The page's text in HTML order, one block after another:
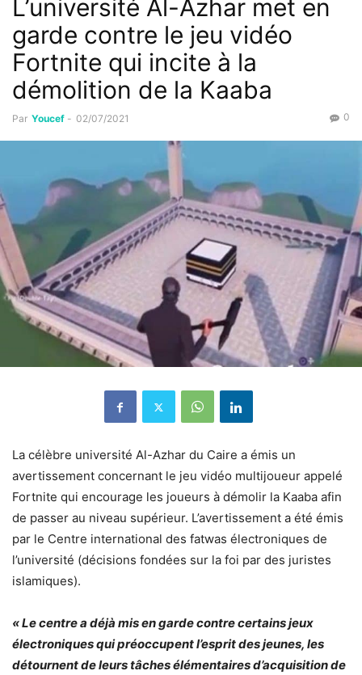
L’université Al-Azhar met en
garde contre le jeu vidéo
Fortnite qui incite à la
démolition de la Kaaba
Par Youcef - 02/07/2021 0
La célèbre université Al-Azhar du Caire a émis un
avertissement concernant le jeu vidéo multijoueur appelé
Fortnite qui encourage les joueurs à démolir la Kaaba afin
de passer au niveau supérieur. L’avertissement a été émis
par le Centre international des fatwas électroniques de
l’université (décisions fondées sur la foi par des juristes
islamiques).
« Le centre a déjà mis en garde contre certains jeux
électroniques qui préoccupent l’esprit des jeunes, les
détournent de leurs tâches élémentaires d’acquisition de